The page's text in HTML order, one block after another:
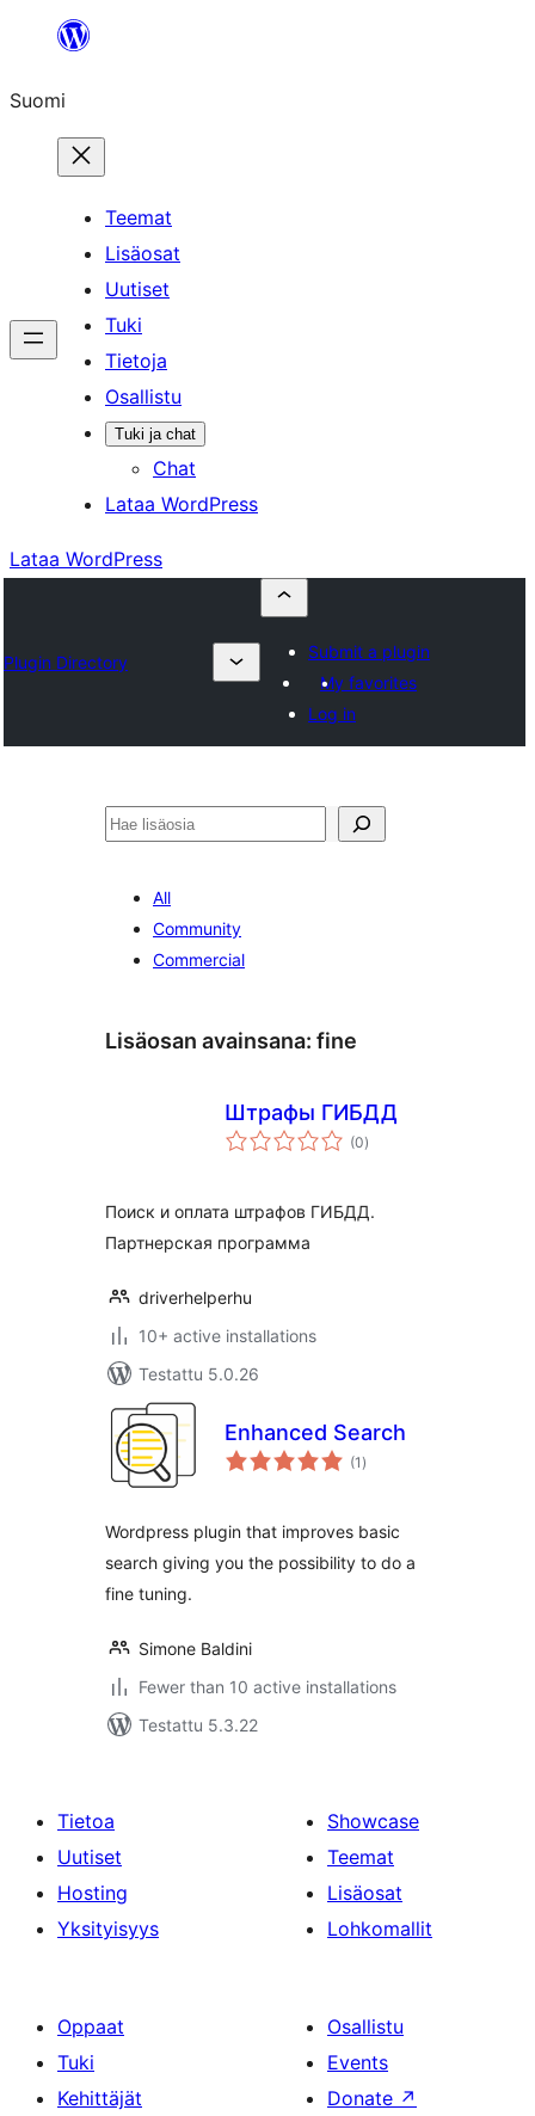
Suomi
Teemat
Lisäosat
Uutiset
Tuki
Tietoja
Osallistu
Tuki ja chat
Chat
Lataa WordPress
Lataa WordPress
Plugin Directory
Submit a plugin
My favorites
Log in
Etsi
All
Community
Commercial
Lisäosan avainsana: fine
Штрафы ГИБДД
(0arvosanat
yhteensä
)
Поиск и оплата штрафов ГИБДД.
Партнерская программа
driverhelperhu
10+ active installations
Testattu 5.0.26
Enhanced Search
(1 arvosanat
yhteensä
)
Wordpress plugin that improves basic
search giving you the possibility to do a
fine tuning.
Simone Baldini
Fewer than 10 active installations
Testattu 5.3.22
Tietoa
Uutiset
Hosting
Yksityisyys
Showcase
Teemat
Lisäosat
Lohkomallit
Oppaat
Tuki
Kehittäjät
Osallistu
Events
Donate ↗